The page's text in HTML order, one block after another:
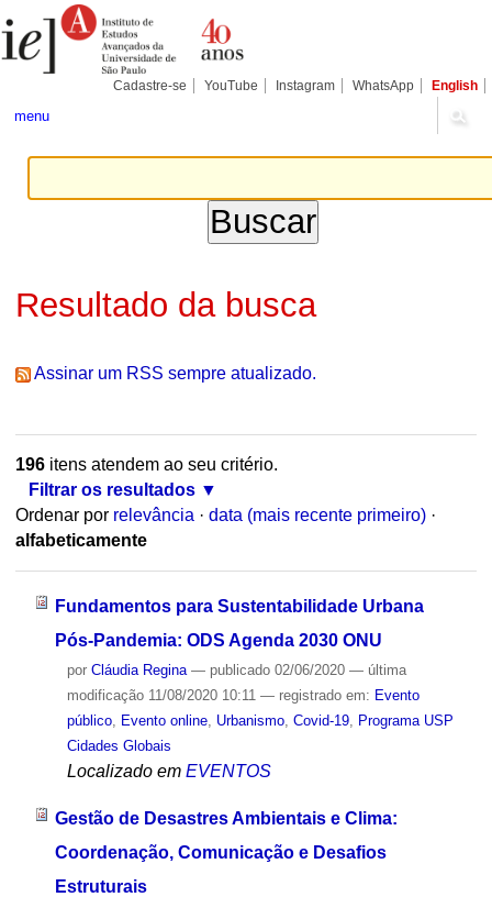
para
conteúdo.
Pessoais
Cadastre-se YouTube Instagram WhatsApp English
menu
Resultado da busca
Assinar um RSS sempre atualizado.
196itens atendem ao seu critério.
Filtrar os resultados
Ordenar por relevância · data (mais recente primeiro) ·
alfabeticamente
Fundamentos para Sustentabilidade Urbana
Pós-Pandemia: ODS Agenda 2030 ONU
por Cláudia Regina — publicado02/06/2020 — última
modificação11/08/2020 10:11 — registrado em: Evento
público, Evento online, Urbanismo, Covid-19,
Programa USP
Cidades Globais
Localizado em EVENTOS
Gestão de Desastres Ambientais e Clima:
Coordenação, Comunicação e Desafios
Estruturais